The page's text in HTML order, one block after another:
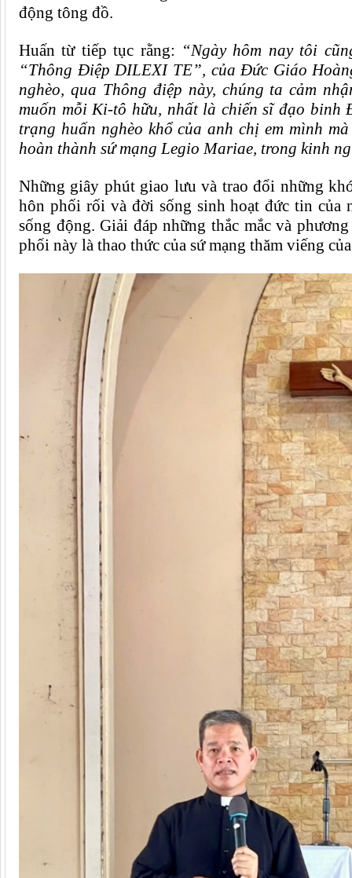
động tông đồ.
Huấn từ tiếp tục rằng: “Ngày hôm nay tôi
“Thông Điệp DILEXI TE”, của Đức Giáo
nghèo, qua Thông điệp này, chúng ta cảm
muốn mỗi Ki-tô hữu, nhất là chiến sĩ đạo binh
trạng huấn nghèo khổ của anh chị em mình
hoàn thành sứ mạng Legio Mariae, trong kinh
Những giây phút giao lưu và trao đổi những
hôn phối rối và đời sống sinh hoạt đức tin
sống động. Giải đáp những thắc mắc và
phối này là thao thức của sứ mạng thăm viếng